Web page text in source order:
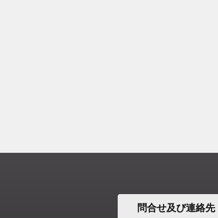
問合せ及び連絡先